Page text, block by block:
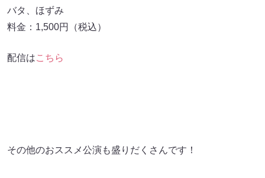
バタ、ほずみ
料金：1,500円（税込）
配信はこちら
その他のおススメ公演も盛りだくさんです！